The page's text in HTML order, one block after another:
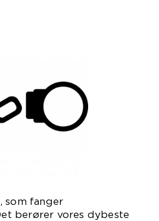
som fanger
berører vores dybeste